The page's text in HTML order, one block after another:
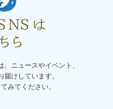
ニュースやイベント、
届けしています。
みてください。